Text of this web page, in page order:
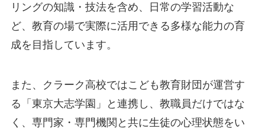
リングの知識・技法を含め、日常の学習活動な
ど、教育の場で実際に活用できる多様な能力の育
成を目指しています。
また、クラーク高校ではこども教育財団が運営す
る「東京大志学園」と連携し、教職員だけではな
く、専門家・専門機関と共に生徒の心理状態をい